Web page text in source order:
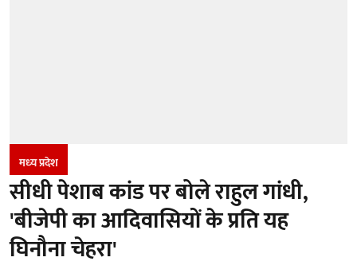
मध्‍य प्रदेश
सीधी पेशाब कांड पर बोले राहुल गांधी,
'बीजेपी का आदिवासियों के प्रति यह
घिनौना चेहरा'